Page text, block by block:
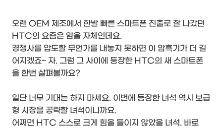
오랜 OEM 제조에서 한발 빠른 스마트폰 진출로 잘 나갔던
HTC의 요즘은 암울 자체인데요.
경쟁사를 압도할 무언가를 내놓지 못하면 이 암흑기가 더 길
어지겠죠~ 자. 그럼 그 사이에 등장한 HTC의 새 스마트폰
을 한번 살펴볼까요?
일단 너무 기대는 하지 마세요. 이번에 등장한 녀석 역시 보급
형 시장을 공략할 녀석이니까요.
어쩌면 HTC 스스로 크게 힘을 들이지 않았을 녀석. 바로